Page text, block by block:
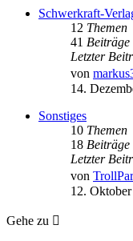
Schwerkraft-
12 Themen
41 Beiträge
Letzter
von
14.
Sonstiges
10 Themen
18 Beiträge
Letzter
von
12.
Gehe zu